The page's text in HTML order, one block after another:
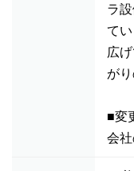
ラ
て
広
がり
■変
会